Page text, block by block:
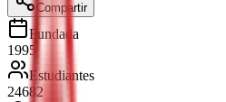
Compartir
Fundada
1995
Estudiantes
24682